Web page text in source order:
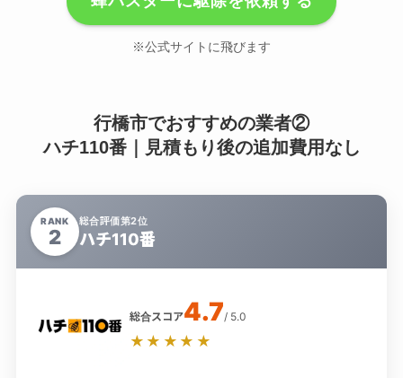
※公式サイトに飛びます
行橋市でおすすめの業者②
ハチ110番｜見積もり後の追加費用なし
RANK
2
総合評価第2位
ハチ110番
総合スコア4.7/ 5.0
★★★★★